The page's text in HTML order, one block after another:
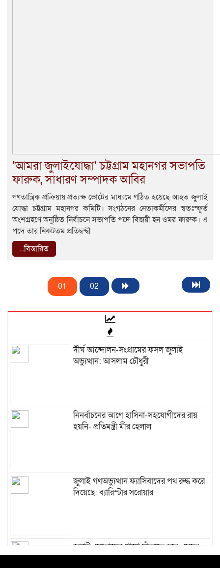
‘আমরা জুলাইযোদ্ধা’ চট্টগ্রাম মহানগর সভাপতি
ফারুক, সাধারণ সম্পাদক আবির
গণতান্ত্রিক প্রক্রিয়ায় প্রত্যক্ষ ভোটের মাধ্যমে গঠিত হয়েছে আহত জুলাই
যোদ্ধা চট্টগ্রাম মহানগর কমিটি। সংগঠনের নেতাকর্মীদের স্বতঃস্ফূর্ত
অংশগ্রহণে অনুষ্ঠিত নির্বাচনে সভাপতি পদে বিজয়ী হন ওমর ফারুক। এ
পদে তার নিকটতম প্রতিদ্বন্দ্বী
...বিস্তারিত
01 02
দীর্ঘ আন্দোলন-সংগ্রামের ফসল জুলাই
অভ্যুত্থান: আসলাম চৌধুরী
নিনর্বাচনের আগে হাসিনা-সহযোগীদের রায়
হয়নি- প্রতিমন্ত্রী মীর হেলাল
জুলাই গণঅভ্যুত্থান ফ্যাসিবাদের পথ রুদ্ধ করে
দিয়েছে: ব্যারিস্টার সরোয়ার
জুলাই-যোদ্ধাদের পাশে দাঁড়াতে হবে: মেয়র
ডা. শাহাদাত